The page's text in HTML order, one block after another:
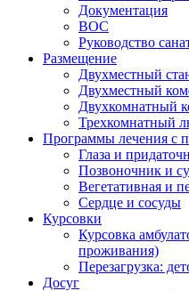
Документация
ВОС
Руководство
Размещение
Двухместный
Двухместный
Двухкомнатный
Трехкомнатный
Программы лечения с
Глаза и
Позвоночник и
Вегетативная и
Сердце и сосуды
Курсовки
Курсовка
проживания)
Перезагрузка:
Досуг